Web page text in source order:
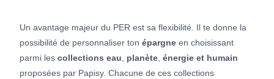
Un avantage majeur du PER est sa flexibilité. Il te donne la
possibilité de personnaliser ton épargne en choisissant
parmi les collections eau planète énergie et humain
proposées par Papisy. Chacune de ces collections